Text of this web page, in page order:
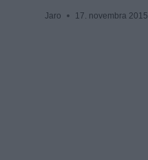
Jaro 17. novembra 2015